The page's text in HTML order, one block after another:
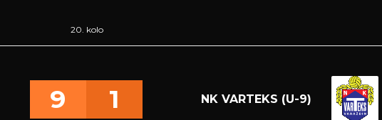
20. kolo
NK VARTEKS (U-9)
9 1